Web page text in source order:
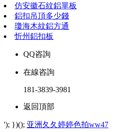
仿安徽石紋鋁單板
鋁扣吊頂多少錢
瓊海木紋鋁方通
忻州鋁扣板
QQ咨詢
在線咨詢
181-3839-3981
返回頂部
'); })(); 亚洲夂夂婷婷色拍ww47